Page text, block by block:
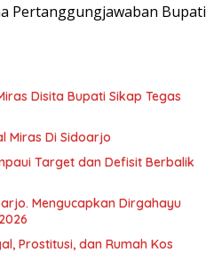
Pertanggungjawaban Bupati
Disita Bupati Sikap Tegas
Miras Di Sidoarjo
Target dan Defisit Berbalik
Mengucapkan Dirgahayu
Prostitusi, dan Rumah Kos